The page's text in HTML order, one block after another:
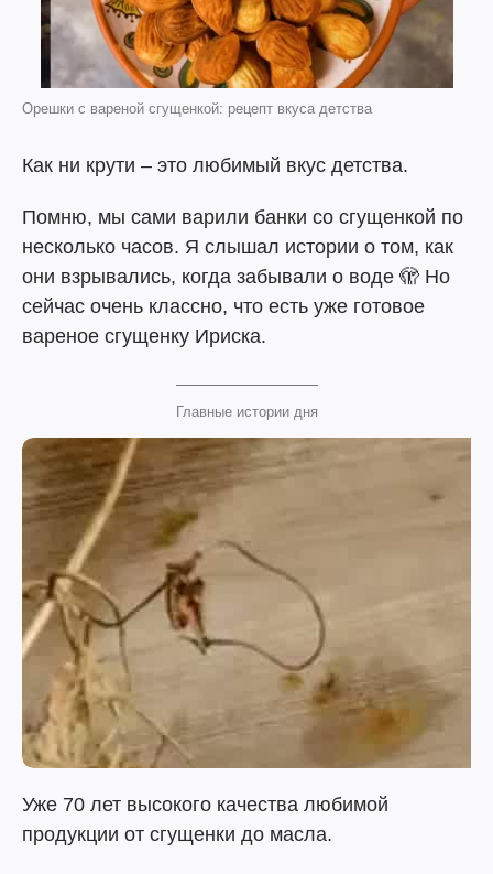
Орешки с вареной сгущенкой: рецепт вкуса детства
Как ни крути – это любимый вкус детства.
Помню, мы сами варили банки со сгущенкой по
несколько часов. Я слышал истории о том, как
они взрывались, когда забывали о воде 🫣 Но
сейчас очень классно, что есть уже готовое
вареное сгущенку Ириска.
Главные истории дня
Уже 70 лет высокого качества любимой
продукции от сгущенки до масла.